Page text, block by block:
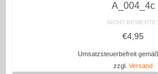
A_004_4c
NICHT
€4,95
Umsatzsteuerbefreit
zzgl. Versand